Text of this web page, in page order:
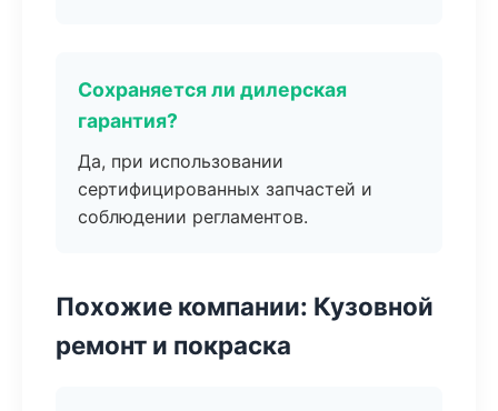
Сохраняется ли дилерская
гарантия?
Да, при использовании
сертифицированных запчастей и
соблюдении регламентов.
Похожие компании: Кузовной
ремонт и покраска